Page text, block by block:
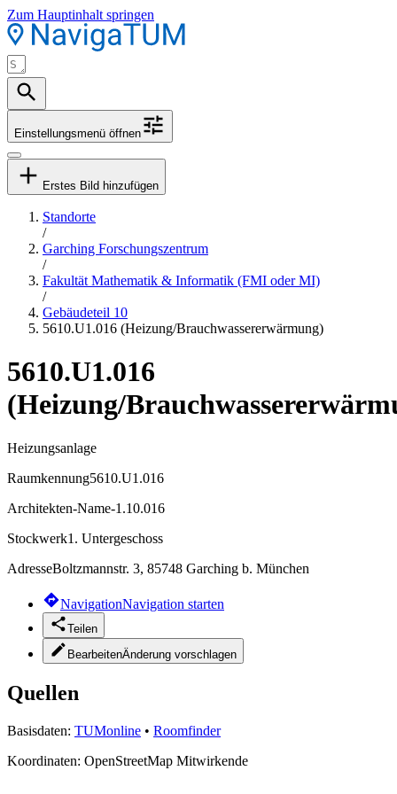
Zum Hauptinhalt springen
Einstellungsmenü öffnen
Erstes Bild hinzufügen
Standorte
/
Garching Forschungszentrum
/
Fakultät Mathematik & Informatik (FMI oder MI)
/
Gebäudeteil 10
5610.U1.016 (Heizung/Brauchwassererwärmung)
5610.U1.016
(Heizung/
Heizungsanlage
Raumkennung5610.U1.016
Architekten-Name-1.10.016
Stockwerk1. Untergeschoss
AdresseBoltzmannstr. 3, 85748 Garching b. München
NavigationNavigation starten
Teilen
BearbeitenÄnderung vorschlagen
Quellen
Basisdaten: TUMonline • Roomfinder
Koordinaten: OpenStreetMap Mitwirkende